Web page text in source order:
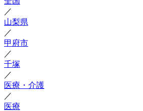
／
山梨県
／
甲府市
／
千塚
／
医療・介護
／
医療